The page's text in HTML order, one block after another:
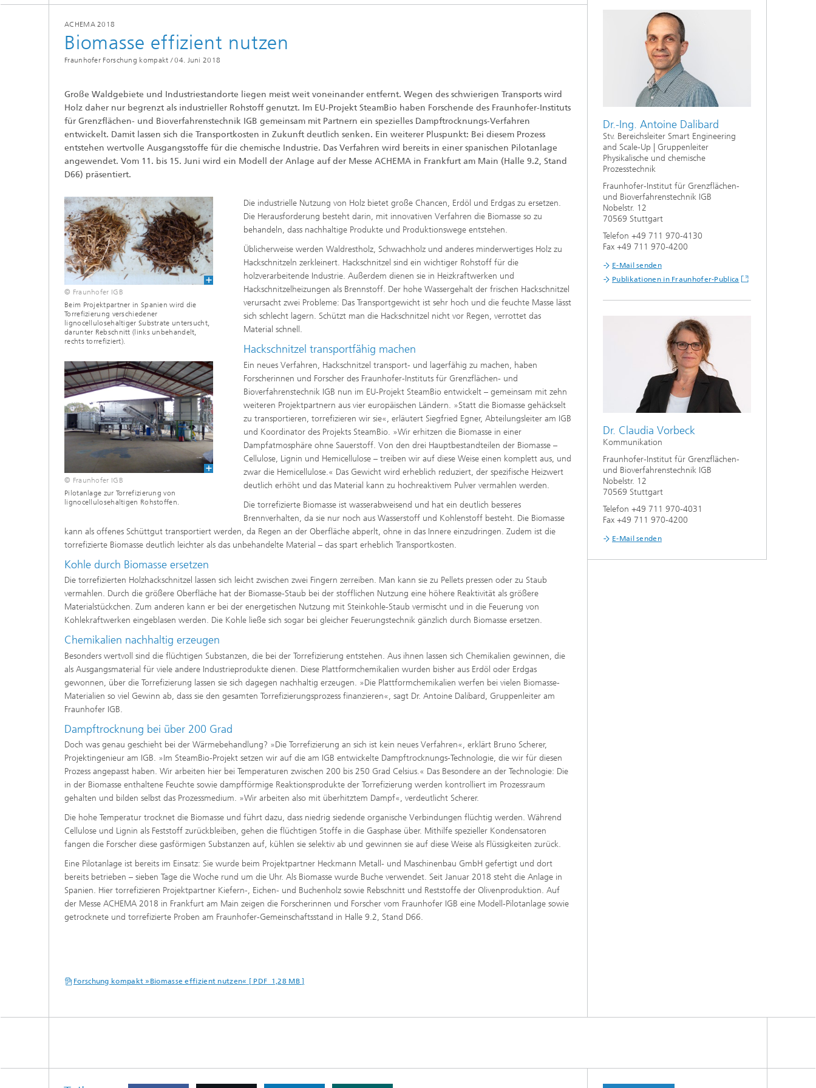
Verfahren
Zellbasierte 2D-Assays für
Diagnostik, Qualitätskontrolle und
Screening
Dreidimensionale (3D) Hautmodelle
als In-vitro-Testsysteme
Immunrezeptoren und
Wirkstoffscreening
von Düngemitteln
®
®
Biobasierte Polymere und Additive
Zukunftsmaterialien
Mikrobielle Katalyse
2
Infektionen – Prävention, Diagnose,
Wirkstoffentwicklung
ACHEMA 2018
Biomasse effizient nutzen
Fraunhofer Forschung kompakt / 04. Juni 2018
Große Waldgebiete und Industriestandorte liegen meist weit voneinander entfernt. Wegen des schwierigen Transports wird
Holz daher nur begrenzt als industrieller Rohstoff genutzt. Im EU-Projekt SteamBio haben Forschende des Fraunhofer-Instituts
für Grenzflächen- und Bioverfahrenstechnik IGB gemeinsam mit Partnern ein spezielles Dampftrocknungs-Verfahren
entwickelt. Damit lassen sich die Transportkosten in Zukunft deutlich senken. Ein weiterer Pluspunkt: Bei diesem Prozess
entstehen wertvolle Ausgangsstoffe für die chemische Industrie. Das Verfahren wird bereits in einer spanischen Pilotanlage
angewendet. Vom 11. bis 15. Juni wird ein Modell der Anlage auf der Messe ACHEMA in Frankfurt am Main (Halle 9.2, Stand
D66) präsentiert.
© Fraunhofer IGB
Beim Projektpartner in Spanien wird die
Torrefizierung verschiedener
lignocellulosehaltiger Substrate untersucht,
darunter Rebschnitt (links unbehandelt,
rechts torrefiziert).
© Fraunhofer IGB
Pilotanlage zur Torrefizierung von
lignocellulosehaltigen Rohstoffen.
Die industrielle Nutzung von Holz bietet große Chancen, Erdöl und Erdgas zu ersetzen.
Die Herausforderung besteht darin, mit innovativen Verfahren die Biomasse so zu
behandeln, dass nachhaltige Produkte und Produktionswege entstehen.
Üblicherweise werden Waldrestholz, Schwachholz und anderes minderwertiges Holz zu
Hackschnitzeln zerkleinert. Hackschnitzel sind ein wichtiger Rohstoff für die
holzverarbeitende Industrie. Außerdem dienen sie in Heizkraftwerken und
Hackschnitzelheizungen als Brennstoff. Der hohe Wassergehalt der frischen Hackschnitzel
verursacht zwei Probleme: Das Transportgewicht ist sehr hoch und die feuchte Masse lässt
sich schlecht lagern. Schützt man die Hackschnitzel nicht vor Regen, verrottet das
Material schnell.
Hackschnitzel transportfähig machen
Ein neues Verfahren, Hackschnitzel transport- und lagerfähig zu machen, haben
Forscherinnen und Forscher des Fraunhofer-Instituts für Grenzflächen- und
Bioverfahrenstechnik IGB nun im EU-Projekt SteamBio entwickelt – gemeinsam mit zehn
weiteren Projektpartnern aus vier europäischen Ländern. »Statt die Biomasse gehäckselt
zu transportieren, torrefizieren wir sie«, erläutert Siegfried Egner, Abteilungsleiter am IGB
und Koordinator des Projekts SteamBio. »Wir erhitzen die Biomasse in einer
Dampfatmosphäre ohne Sauerstoff. Von den drei Hauptbestandteilen der Biomasse –
Cellulose, Lignin und Hemicellulose – treiben wir auf diese Weise einen komplett aus, und
zwar die Hemicellulose.« Das Gewicht wird erheblich reduziert, der spezifische Heizwert
deutlich erhöht und das Material kann zu hochreaktivem Pulver vermahlen werden.
Die torrefizierte Biomasse ist wasserabweisend und hat ein deutlich besseres
Brennverhalten, da sie nur noch aus Wasserstoff und Kohlenstoff besteht. Die Biomasse
kann als offenes Schüttgut transportiert werden, da Regen an der Oberfläche abperlt, ohne in das Innere einzudringen. Zudem ist die
torrefizierte Biomasse deutlich leichter als das unbehandelte Material – das spart erheblich Transportkosten.
Kohle durch Biomasse ersetzen
Die torrefizierten Holzhackschnitzel lassen sich leicht zwischen zwei Fingern zerreiben. Man kann sie zu Pellets pressen oder zu Staub
vermahlen. Durch die größere Oberfläche hat der Biomasse-Staub bei der stofflichen Nutzung eine höhere Reaktivität als größere
Materialstückchen. Zum anderen kann er bei der energetischen Nutzung mit Steinkohle-Staub vermischt und in die Feuerung von
Kohlekraftwerken eingeblasen werden. Die Kohle ließe sich sogar bei gleicher Feuerungstechnik gänzlich durch Biomasse ersetzen.
Chemikalien nachhaltig erzeugen
Besonders wertvoll sind die flüchtigen Substanzen, die bei der Torrefizierung entstehen. Aus ihnen lassen sich Chemikalien gewinnen, die
als Ausgangsmaterial für viele andere Industrieprodukte dienen. Diese Plattformchemikalien wurden bisher aus Erdöl oder Erdgas
gewonnen, über die Torrefizierung lassen sie sich dagegen nachhaltig erzeugen. »Die Plattformchemikalien werfen bei vielen Biomasse-
Materialien so viel Gewinn ab, dass sie den gesamten Torrefizierungsprozess finanzieren«, sagt Dr. Antoine Dalibard, Gruppenleiter am
Fraunhofer IGB.
Dampftrocknung bei über 200 Grad
Doch was genau geschieht bei der Wärmebehandlung? »Die Torrefizierung an sich ist kein neues Verfahren«, erklärt Bruno Scherer,
Projektingenieur am IGB. »Im SteamBio-Projekt setzen wir auf die am IGB entwickelte Dampftrocknungs-Technologie, die wir für diesen
Prozess angepasst haben. Wir arbeiten hier bei Temperaturen zwischen 200 bis 250 Grad Celsius.« Das Besondere an der Technologie: Die
in der Biomasse enthaltene Feuchte sowie dampfförmige Reaktionsprodukte der Torrefizierung werden kontrolliert im Prozessraum
gehalten und bilden selbst das Prozessmedium. »Wir arbeiten also mit überhitztem Dampf«, verdeutlicht Scherer.
Die hohe Temperatur trocknet die Biomasse und führt dazu, dass niedrig siedende organische Verbindungen flüchtig werden. Während
Cellulose und Lignin als Feststoff zurückbleiben, gehen die flüchtigen Stoffe in die Gasphase über. Mithilfe spezieller Kondensatoren
fangen die Forscher diese gasförmigen Substanzen auf, kühlen sie selektiv ab und gewinnen sie auf diese Weise als Flüssigkeiten zurück.
Eine Pilotanlage ist bereits im Einsatz: Sie wurde beim Projektpartner Heckmann Metall- und Maschinenbau GmbH gefertigt und dort
bereits betrieben – sieben Tage die Woche rund um die Uhr. Als Biomasse wurde Buche verwendet. Seit Januar 2018 steht die Anlage in
Spanien. Hier torrefizieren Projektpartner Kiefern-, Eichen- und Buchenholz sowie Rebschnitt und Reststoffe der Olivenproduktion. Auf
der Messe ACHEMA 2018 in Frankfurt am Main zeigen die Forscherinnen und Forscher vom Fraunhofer IGB eine Modell-Pilotanlage sowie
getrocknete und torrefizierte Proben am Fraunhofer-Gemeinschaftsstand in Halle 9.2, Stand D66.
Forschung kompakt »Biomasse effizient nutzen« [ PDF 1,28 MB ]
Dr.-Ing. Antoine Dalibard
Stv. Bereichsleiter Smart Engineering
and Scale-Up | Gruppenleiter
Physikalische und chemische
Prozesstechnik
Fraunhofer-Institut für Grenzflächen-
und Bioverfahrenstechnik IGB
Nobelstr. 12
70569 Stuttgart
Telefon +49 711 970-4130
Fax +49 711 970-4200
E-Mail senden
Publikationen in Fraunhofer-Publica
Dr. Claudia Vorbeck
Kommunikation
Fraunhofer-Institut für Grenzflächen-
und Bioverfahrenstechnik IGB
Nobelstr. 12
70569 Stuttgart
Telefon +49 711 970-4031
Fax +49 711 970-4200
E-Mail senden